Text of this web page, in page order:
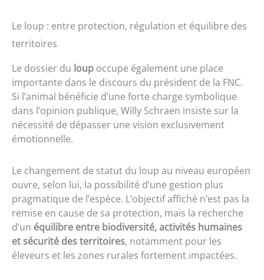
Le loup : entre protection, régulation et équilibre des
territoires
Le dossier du loup occupe également une place
importante dans le discours du président de la FNC.
Si l’animal bénéficie d’une forte charge symbolique
dans l’opinion publique, Willy Schraen insiste sur la
nécessité de dépasser une vision exclusivement
émotionnelle.
Le changement de statut du loup au niveau européen
ouvre, selon lui, la possibilité d’une gestion plus
pragmatique de l’espèce. L’objectif affiché n’est pas la
remise en cause de sa protection, mais la recherche
d’un équilibre entre biodiversité, activités humaines
et sécurité des territoires, notamment pour les
éleveurs et les zones rurales fortement impactées.